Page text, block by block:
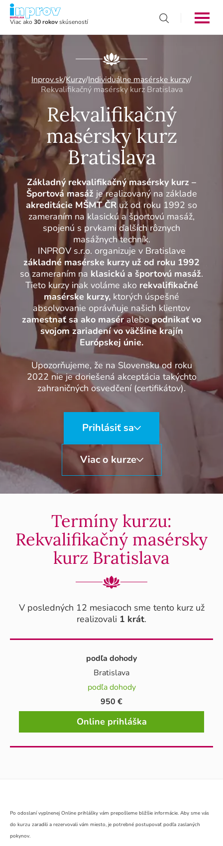
Viac ako 30 rokovskúseností
Inprov.sk/Kurzy/Individuálne masérske kurzy/
Rekvalifikačný masérsky kurz Bratislava
Rekvalifikačný
masérsky kurz
Bratislava
Základný rekvalifikačný masérsky kurz –
Športová masáž je realizovaný na základe
akreditácie MŠMT ČRuž od roku 1992 so
zameraním na klasickú a športovú masáž,
spojenú s prvkami ďalších rôznych
masážnych techník.
INPROV s.r.o. organizuje v Bratislave
základné masérske kurzy už od roku 1992
so zameraním na klasickú a športovú masáž.
Tieto kurzy inak voláme ako rekvalifikačné
masérske kurzy, ktorých úspešné
absolvovanie oprávňuje našich klientov
zamestnať sa ako masér alebopodnikať vo
svojom zariadení vo väčšine krajín
Európskej únie.
Upozorňujeme, že na Slovensku od roku
2022 nie je doriešená akceptácia takýchto
zahraničných osvedčení (certifikátov).
Prihlásiť sa
Viac o kurze
Termíny kurzu:
Rekvalifikačný masérsky
kurz Bratislava
V posledných 12 mesiacoch sme tento kurz už
realizovali 1 krát.
podľa dohody
Bratislava
podľa dohody
950 €
Online prihláška
Po odoslaní vyplnenej Online prihlášky vám prepošleme bližšie informácie. Aby sme vás
do kurzu zaradili a rezervovali vám miesto, je potrebné postupovať podľa zaslaných
pokynov.